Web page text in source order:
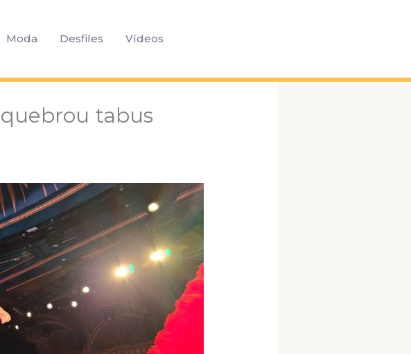
Moda Desfiles Vídeos
tabus